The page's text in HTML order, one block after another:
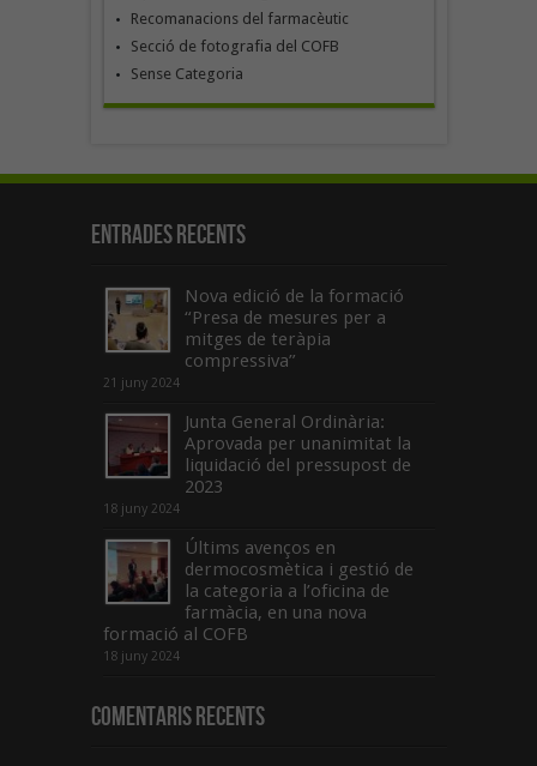
Recomanacions del farmacèutic
Secció de fotografia del COFB
Sense Categoria
Entrades recents
Nova edició de la formació
“Presa de mesures per a
mitges de teràpia
compressiva”
21 juny 2024
Junta General Ordinària:
Aprovada per unanimitat la
liquidació del pressupost de
2023
18 juny 2024
Últims avenços en
dermocosmètica i gestió de
la categoria a l’oficina de
farmàcia, en una nova
formació al COFB
18 juny 2024
Comentaris Recents